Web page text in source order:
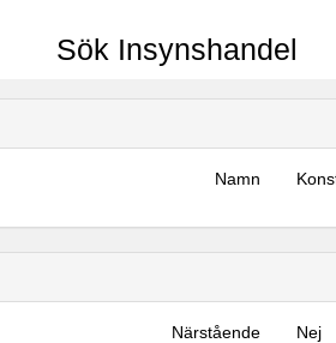
Sök Insynshandel
Namn
Närstående Nej